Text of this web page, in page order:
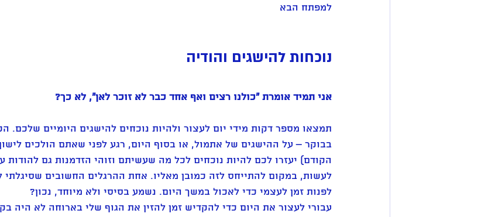
למפתח הבא
נוכחות להישגים והודיה
אני תמיד אומרת "כולנו רצים ואף אחד כבר לא זוכר לאן", לא כך?
תמצאו מספר דקות מידי יום לעצור ולהיות נוכחים להישגים היומיים שלכם.
בבוקר – על ההישגים של אתמול, או בסוף היום, רגע לפני שאתם הולכים
הקודם) יעזרו לכם להיות נוכחים לכל מה שעשיתם וזוהי הזדמנות גם
לעשות, במקום להתייחס לזה כמובן מאליו. אחת ההרגלים החשובים
לפנות זמן לעצמי כדי לאכול במשך היום. נשמע בסיסי ולא מיוחד, נכון?
עבורי לעצור את היום כדי להקדיש זמן להזין את הגוף שלי בארוחה לא היה